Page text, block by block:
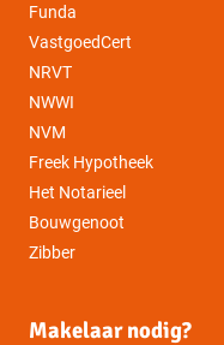
Funda
VastgoedCert
NRVT
NWWI
NVM
Freek Hypotheek
Het Notarieel
Bouwgenoot
Zibber
Makelaar nodig?